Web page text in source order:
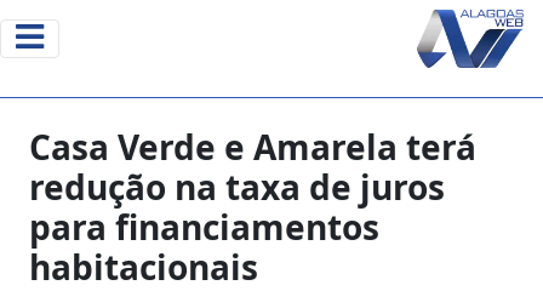
Casa Verde e Amarela terá
redução na taxa de juros
para financiamentos
habitacionais